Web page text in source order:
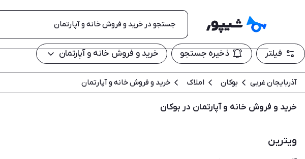
فیلتر ذخیره جستجو خرید و فروش خانه و آپارتمان
آذربایجان غربی بوکان املاک خرید و فروش خانه و آپارتمان
خرید و فروش خانه و آپارتمان در بوکان
ویترین